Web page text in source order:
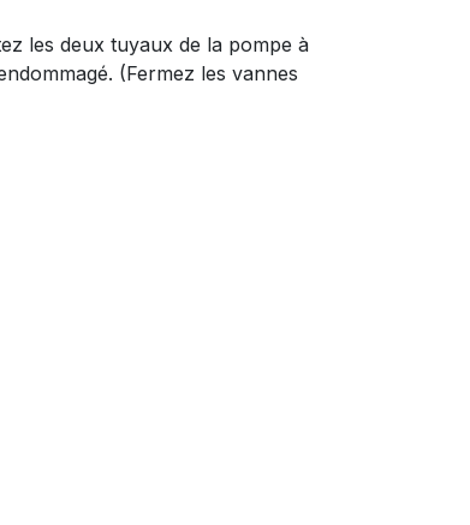
les deux tuyaux de la pompe à
(Fermez les vannes